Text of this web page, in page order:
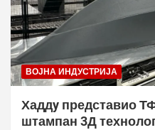
ВОЈНА ИНДУСТРИЈА
Хаддy представио
штампан 3Д